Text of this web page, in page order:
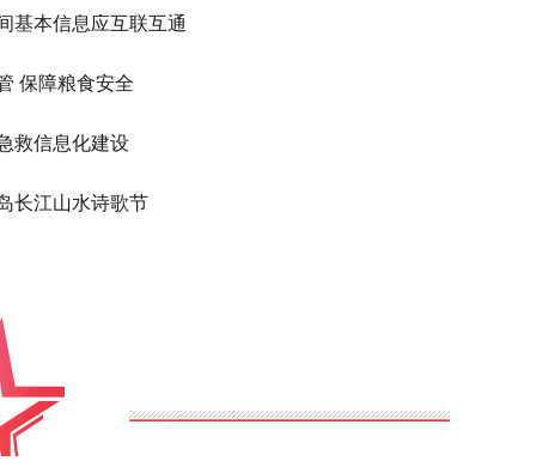
本信息应互联互通
保障粮食安全
救信息化建设
江山水诗歌节